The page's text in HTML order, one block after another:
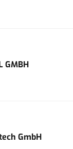
GMBH
GmbH